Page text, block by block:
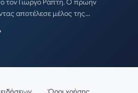
τον Γιώργο Ράπτη. Ο πρώην
αποτέλεσε μέλος της…